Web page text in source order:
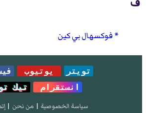
فوكسهال بي كين
تويتر يوتيوب
انستقرام
تيك
سياسة الخصوصية | من نحن |